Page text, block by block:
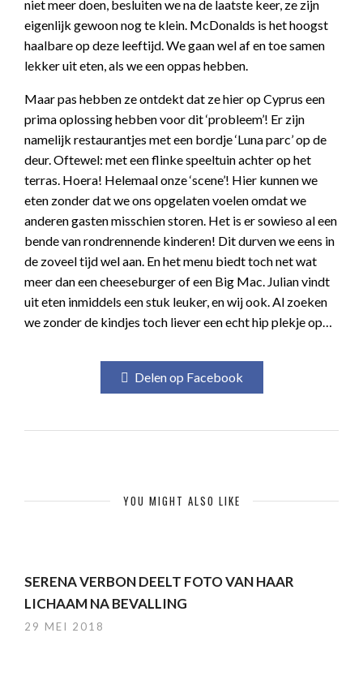
niet meer doen, besluiten we na de laatste keer, ze zijn
eigenlijk gewoon nog te klein. McDonalds is het hoogst
haalbare op deze leeftijd. We gaan wel af en toe samen
lekker uit eten, als we een oppas hebben.
Maar pas hebben ze ontdekt dat ze hier op Cyprus een
prima oplossing hebben voor dit ‘probleem’! Er zijn
namelijk restaurantjes met een bordje ‘Luna parc’ op de
deur. Oftewel: met een flinke speeltuin achter op het
terras. Hoera! Helemaal onze ‘scene’! Hier kunnen we
eten zonder dat we ons opgelaten voelen omdat we
anderen gasten misschien storen. Het is er sowieso al een
bende van rondrennende kinderen! Dit durven we eens in
de zoveel tijd wel aan. En het menu biedt toch net wat
meer dan een cheeseburger of een Big Mac. Julian vindt
uit eten inmiddels een stuk leuker, en wij ook. Al zoeken
we zonder de kindjes toch liever een echt hip plekje op…
Delen op Facebook
YOU MIGHT ALSO LIKE
SERENA VERBON DEELT FOTO VAN HAAR
LICHAAM NA BEVALLING
29 MEI 2018